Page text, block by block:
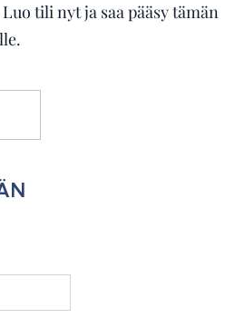
tili nyt ja saa pääsy tämän